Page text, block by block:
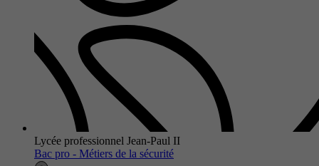
Lycée professionnel Jean-Paul II
Bac pro - Métiers de la sécurité